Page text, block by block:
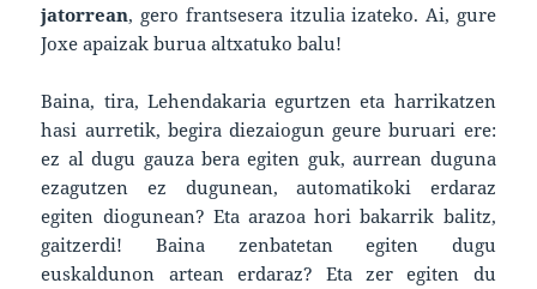
jatorrean, gero frantsesera itzulia izateko. Ai, gure
Joxe apaizak burua altxatuko balu!
Baina, tira, Lehendakaria egurtzen eta harrikatzen
hasi aurretik, begira diezaiogun geure buruari ere:
ez al dugu gauza bera egiten guk, aurrean duguna
ezagutzen ez dugunean, automatikoki erdaraz
egiten diogunean? Eta arazoa hori bakarrik balitz,
gaitzerdi! Baina zenbatetan egiten dugu
euskaldunon artean erdaraz? Eta zer egiten du